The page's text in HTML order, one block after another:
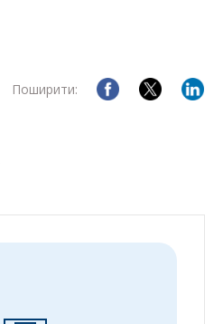
Поширити: